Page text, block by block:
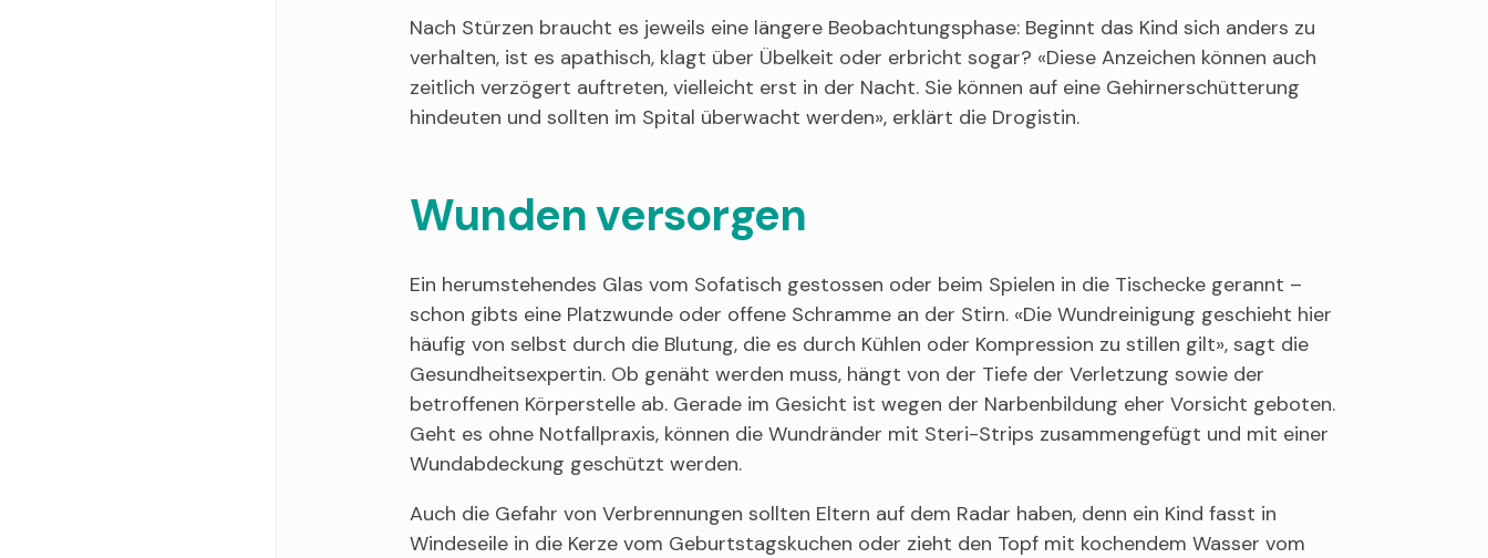
Nach Stürzen braucht es jeweils eine längere Beobachtungsphase: Beginnt das Kind sich anders zu
verhalten, ist es apathisch, klagt über Übelkeit oder erbricht sogar? «Diese Anzeichen können auch
zeitlich verzögert auftreten, vielleicht erst in der Nacht. Sie können auf eine Gehirnerschütterung
hindeuten und sollten im Spital überwacht werden», erklärt die Drogistin.
Wunden versorgen
Ein herumstehendes Glas vom Sofatisch gestossen oder beim Spielen in die Tischecke gerannt –
schon gibts eine Platzwunde oder offene Schramme an der Stirn. «Die Wundreinigung geschieht hier
häufig von selbst durch die Blutung, die es durch Kühlen oder Kompression zu stillen gilt», sagt die
Gesundheitsexpertin. Ob genäht werden muss, hängt von der Tiefe der Verletzung sowie der
betroffenen Körperstelle ab. Gerade im Gesicht ist wegen der Narbenbildung eher Vorsicht geboten.
Geht es ohne Notfallpraxis, können die Wundränder mit Steri-Strips zusammengefügt und mit einer
Wundabdeckung geschützt werden.
Auch die Gefahr von Verbrennungen sollten Eltern auf dem Radar haben, denn ein Kind fasst in
Windeseile in die Kerze vom Geburtstagskuchen oder zieht den Topf mit kochendem Wasser vom